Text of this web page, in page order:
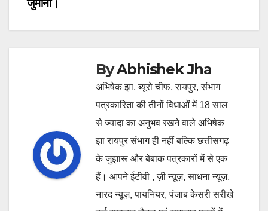
जुर्माना।
ByAbhishek Jha
अभिषेक झा, ब्यूरो चीफ, रायपुर, संभाग
पत्रकारिता की तीनों विधाओं में 18 साल
से ज्यादा का अनुभव रखने वाले अभिषेक
झा रायपुर संभाग ही नहीं बल्कि छत्तीसगढ़
के जुझारू और बेबाक पत्रकारों में से एक
हैं। आपने ईटीवी , ज़ी न्यूज़, साधना न्यूज़,
नारद न्यूज़, पायनियर, पंजाब केसरी सरीखे